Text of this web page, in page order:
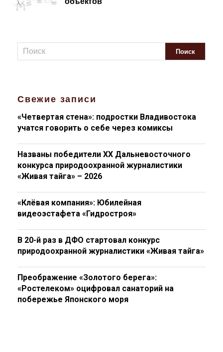
Свежие записи
«Четвертая стена»: подростки Владивостока
учатся говорить о себе через комиксы
Названы победители XX Дальневосточного
конкурса природоохранной журналистики
«Живая тайга» – 2026
«Клёвая компания»: Юбилейная
видеоэстафета «Гидростроя»
В 20-й раз в ДФО стартовал конкурс
природоохранной журналистики «Живая тайга»
Преображение «Золотого берега»:
«Ростелеком» оцифровал санаторий на
побережье Японского моря